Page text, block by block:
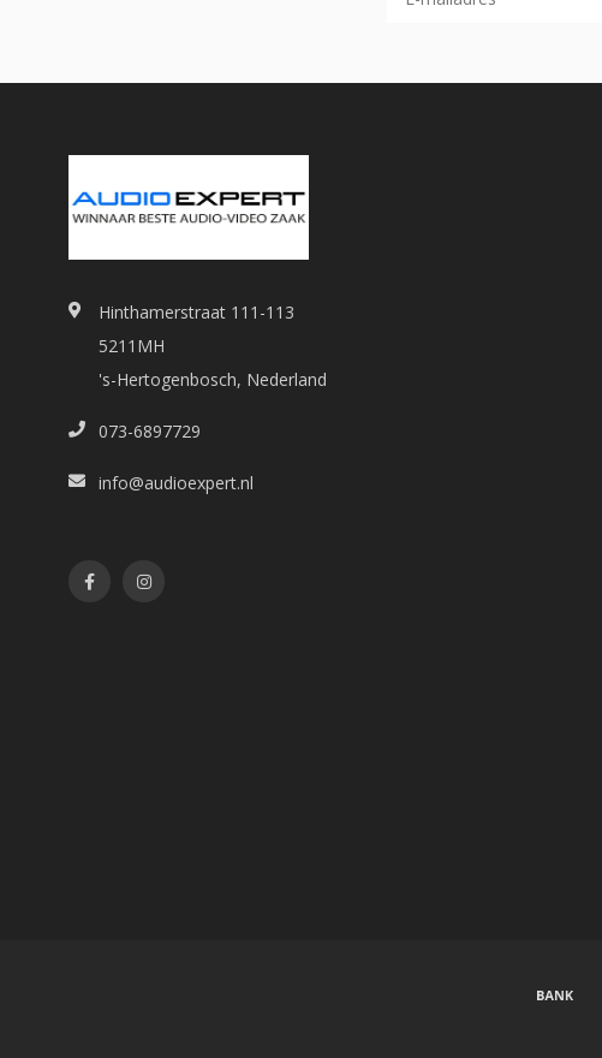
Hinthamerstraat 111-113
5211MH
's-Hertogenbosch, Nederland
073-6897729
info@audioexpert.nl